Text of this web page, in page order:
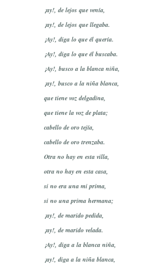
¡ay!, de lejos que venía,
¡ay!, de lejos que llegaba.
¡Ay!, diga lo que él quería.
¡Ay!, diga lo que él buscaba.
¡Ay!, busco a la blanca niña,
¡ay!, busco a la niña blanca,
que tiene voz delgadina,
que tiene la voz de plata;
cabello de oro tejía,
cabello de oro trenzaba.
Otra no hay en esta villa,
otra no hay en esta casa,
si no era una mi prima,
si no una prima hermana;
¡ay!, de marido pedida,
¡ay!, de marido velada.
¡Ay!, diga a la blanca niña,
¡ay!, diga a la niña blanca,